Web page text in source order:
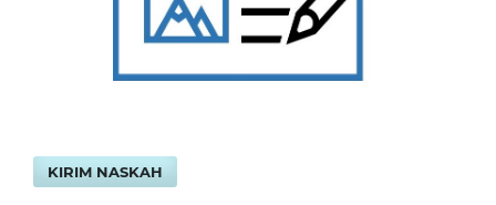
KIRIM NASKAH